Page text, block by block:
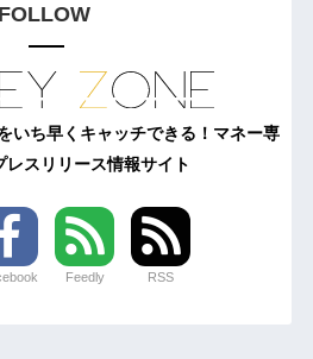
FOLLOW
いち早くキャッチできる！マネー専
レスリリース情報サイト
Feedly RSS